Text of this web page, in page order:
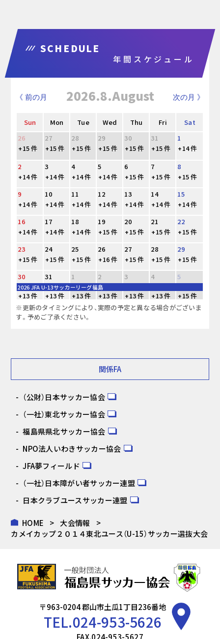
SCHEDULE
年間スケジュール
《 前の月 次の月 》
2026.8.August
Sun Mon Tue Wed Thu Fri
Sat
26
27 28 29 30 31
1
+15 件
+15 件 +15 件 +15 件 +15 件 +15 件
+14 件
2
3 4 5 6 7
8
+14 件
+14 件 +14 件 +14 件 +15 件 +15 件
+15 件
9
10 11 12 13 14
15
+14 件
+14 件 +14 件 +14 件 +14 件 +14 件
+14 件
16
17 18 19 20 21
22
+14 件
+14 件 +14 件 +15 件 +15 件 +15 件
+15 件
23
24 25 26 27 28
29
+15 件
+15 件 +15 件 +16 件 +15 件 +15 件
+15 件
30
31 1 2 3 4 5
2026 JFA U-13サッカーリーグ福島
+13 件 +13 件 +13 件 +13 件 +13 件 +13 件
+15 件
※更新のタイミングにより、実際の予定と異なる場合がございま
す。予めご了承ください。
関係FA
（公財）日本サッカー協会
（一社）東北サッカー協会
福島県県北サッカー協会
NPO法人いわきサッカー協会
JFA夢フィールド
（一社）日本障がい者サッカー連盟
日本クラブユースサッカー連盟
HOME
大会情報
カメイカップ２０１４東北ユース（U-15）サッカー選抜大会
〒963-0204 郡山市土瓜1丁目236番地
TEL.024-953-5626
FAX.024-953-5627